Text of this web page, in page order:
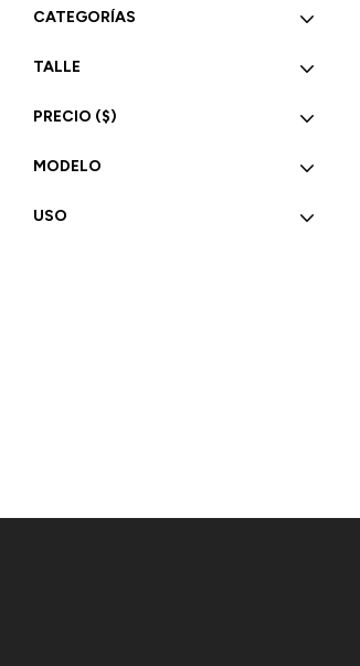
CATEGORÍAS
TALLE
PRECIO ($)
MODELO
USO